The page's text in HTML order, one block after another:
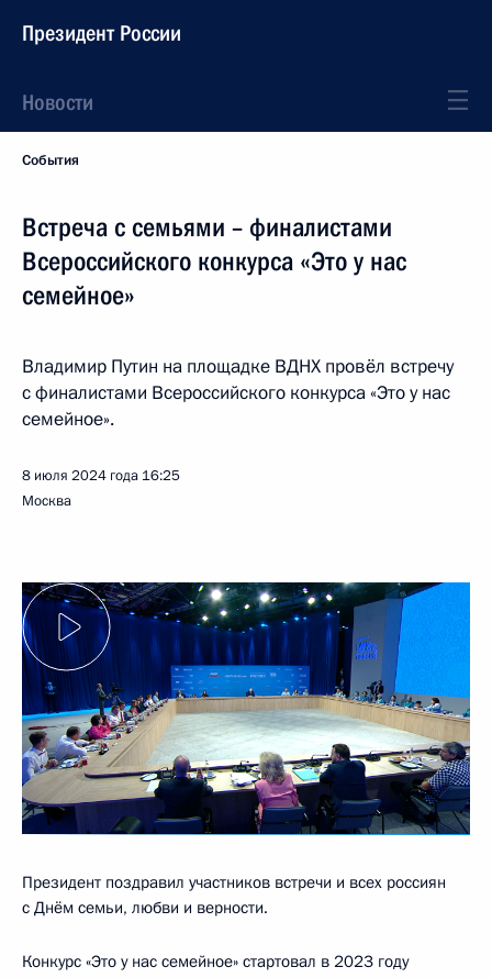
Президент России
Новости
События
Встреча с семьями – финалистами
Всероссийского конкурса «Это у нас
семейное»
Владимир Путин на площадке ВДНХ провёл встречу
с финалистами Всероссийского конкурса «Это у нас
семейное».
8 июля 2024 года 16:25
Москва
Президент поздравил участников встречи и всех россиян
с Днём семьи, любви и верности.
Конкурс «Это у нас семейное» стартовал в 2023 году